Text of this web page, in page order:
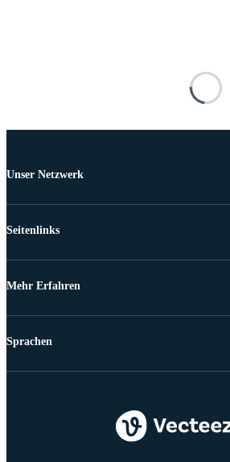
Unser Netzwerk
Seitenlinks
Mehr Erfahren
Sprachen